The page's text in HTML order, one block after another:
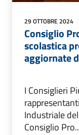
29 OTTOBRE 2024
Consiglio
scolastica
aggiornate
I Consiglieri
Industriale
Consiglio